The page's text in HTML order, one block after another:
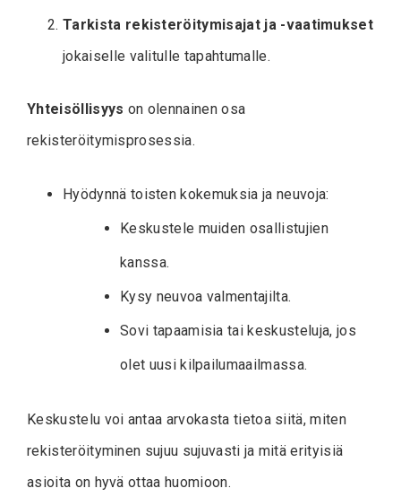
Tarkista rekisteröitymisajat ja -vaatimukset
jokaiselle valitulle tapahtumalle.
Yhteisöllisyys on olennainen osa
rekisteröitymisprosessia.
Hyödynnä toisten kokemuksia ja neuvoja:
Keskustele muiden osallistujien
kanssa.
Kysy neuvoa valmentajilta.
Sovi tapaamisia tai keskusteluja, jos
olet uusi kilpailumaailmassa.
Keskustelu voi antaa arvokasta tietoa siitä, miten
rekisteröityminen sujuu sujuvasti ja mitä erityisiä
asioita on hyvä ottaa huomioon.